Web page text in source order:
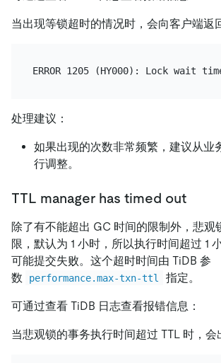
当出现等锁超时的情况时，会向客户端返
处理建议：
如果出现的次数非常频繁，建议从业
行调整。
TTL manager has timed out
除了有不能超出 GC 时间的限制外，悲观
限，默认为 1 小时，所以执行时间超过 1
可能提交失败。这个超时时间由 TiDB 参
数
performance.max-txn-ttl 指定。
可通过查看 TiDB 日志查看报错信息：
当悲观锁的事务执行时间超过 TTL 时，会